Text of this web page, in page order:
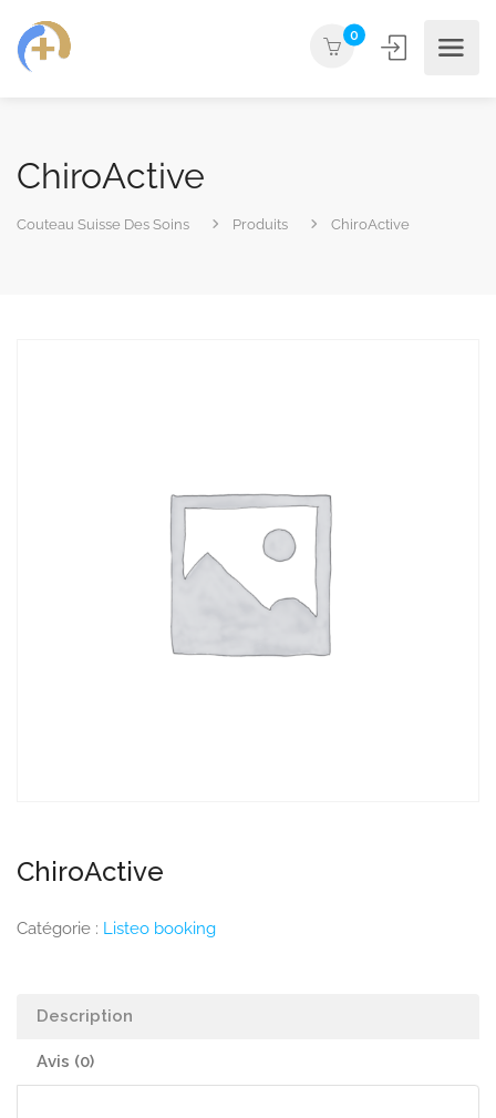
0
ChiroActive
Couteau Suisse Des Soins Produits ChiroActive
ChiroActive
Catégorie : Listeo booking
Description
Avis (0)